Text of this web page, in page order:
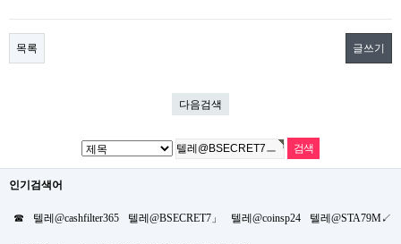
목록 글쓰기
다음검색
인기검색어
☎ 텔레@cashfilter365 텔레@BSECRET7」 텔레@coinsp24 텔레@STA79M↙